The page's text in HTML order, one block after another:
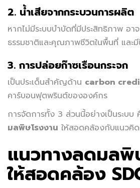
2. น้ำเสียจากกระบวนการผลิต
หากไม่มีระบบบำบัดที่มีประสิทธิภาพ อา
ธรรมชาติและคุณภาพชีวิตในพื้นที่ แล
3. การปล่อยก๊าซเรือนกระจก
เป็นประเด็นสำคัญด้าน carbon
คาร์บอนฟุตพรินต์ขององค์กร
การจัดการทั้ง 3 ส่วนนี้อย่างเป็นระบบ
มลพิษโรงงาน ให้สอดคล้องกับแนวคิ
แนวทางลดมลพิ
ให้สอดคล้อง